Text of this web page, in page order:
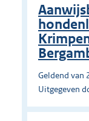
Geldend van
Uitgegeven